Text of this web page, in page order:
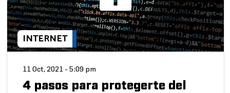
INTERNET
11 Oct, 2021 - 5:09 pm
4 pasos para protegerte del